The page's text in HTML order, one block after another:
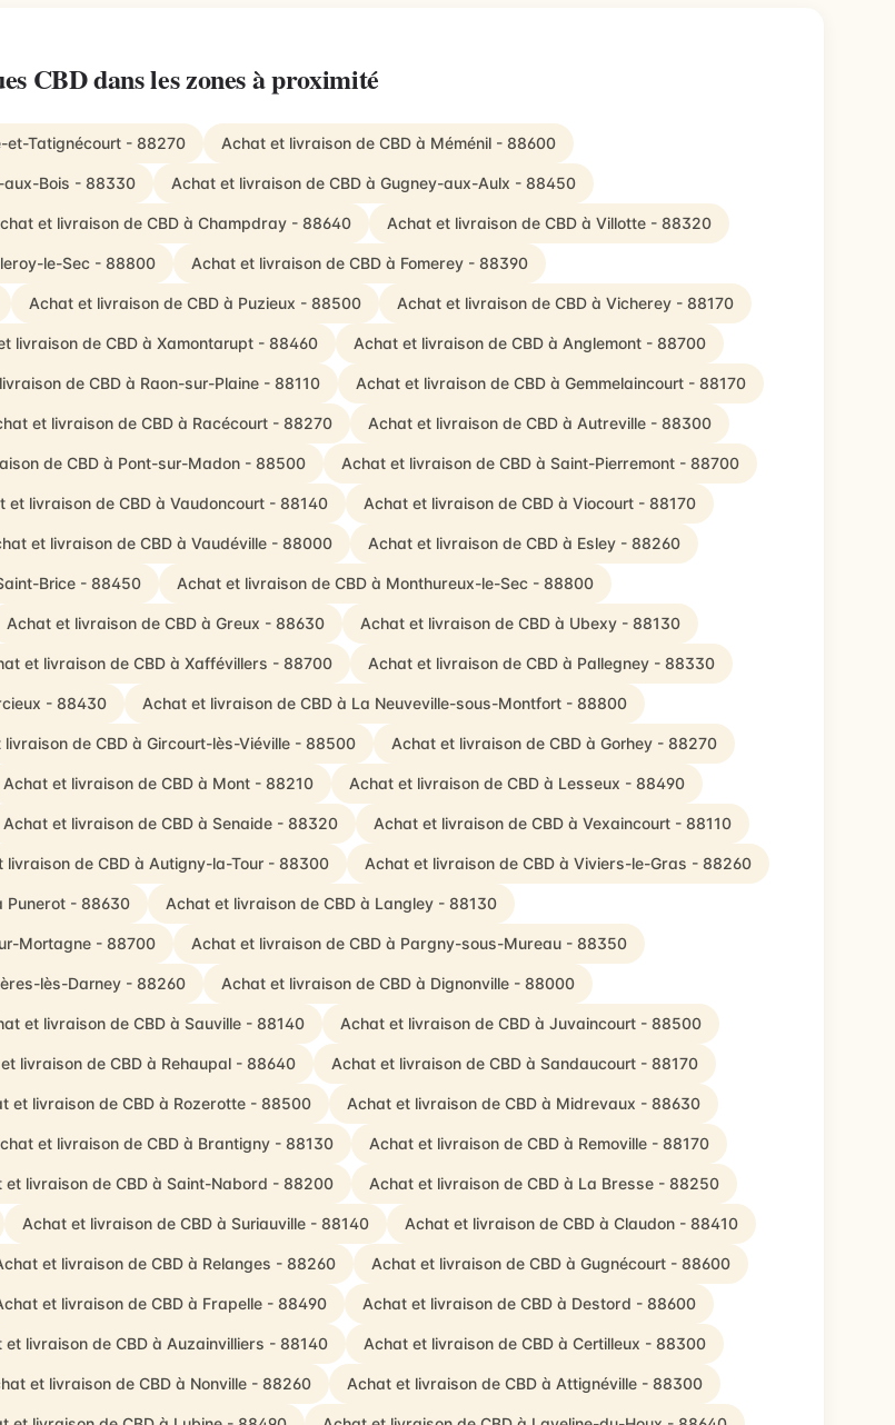
CBD dans les zones à proximité
et-Tatignécourt - 88270 Achat et livraison de CBD à Méménil - 88600
aux-Bois - 88330 Achat et livraison de CBD à Gugney-aux-Aulx - 88450
et livraison de CBD à Champdray - 88640 Achat et livraison de CBD à Villotte - 88320
le-Sec - 88800 Achat et livraison de CBD à Fomerey - 88390
Achat et livraison de CBD à Puzieux - 88500 Achat et livraison de CBD à Vicherey - 88170
livraison de CBD à Xamontarupt - 88460 Achat et livraison de CBD à Anglemont - 88700
de CBD à Raon-sur-Plaine - 88110 Achat et livraison de CBD à Gemmelaincourt - 88170
et livraison de CBD à Racécourt - 88270 Achat et livraison de CBD à Autreville - 88300
de CBD à Pont-sur-Madon - 88500 Achat et livraison de CBD à Saint-Pierremont - 88700
et livraison de CBD à Vaudoncourt - 88140 Achat et livraison de CBD à Viocourt - 88170
et livraison de CBD à Vaudéville - 88000 Achat et livraison de CBD à Esley - 88260
Brice - 88450 Achat et livraison de CBD à Monthureux-le-Sec - 88800
Achat et livraison de CBD à Greux - 88630 Achat et livraison de CBD à Ubexy - 88130
et livraison de CBD à Xaffévillers - 88700 Achat et livraison de CBD à Pallegney - 88330
- 88430 Achat et livraison de CBD à La Neuveville-sous-Montfort - 88800
livraison de CBD à Gircourt-lès-Viéville - 88500 Achat et livraison de CBD à Gorhey - 88270
Achat et livraison de CBD à Mont - 88210 Achat et livraison de CBD à Lesseux - 88490
Achat et livraison de CBD à Senaide - 88320 Achat et livraison de CBD à Vexaincourt - 88110
livraison de CBD à Autigny-la-Tour - 88300 Achat et livraison de CBD à Viviers-le-Gras - 88260
Punerot - 88630 Achat et livraison de CBD à Langley - 88130
Mortagne - 88700 Achat et livraison de CBD à Pargny-sous-Mureau - 88350
lès-Darney - 88260 Achat et livraison de CBD à Dignonville - 88000
et livraison de CBD à Sauville - 88140 Achat et livraison de CBD à Juvaincourt - 88500
livraison de CBD à Rehaupal - 88640 Achat et livraison de CBD à Sandaucourt - 88170
et livraison de CBD à Rozerotte - 88500 Achat et livraison de CBD à Midrevaux - 88630
et livraison de CBD à Brantigny - 88130 Achat et livraison de CBD à Removille - 88170
et livraison de CBD à Saint-Nabord - 88200 Achat et livraison de CBD à La Bresse - 88250
Achat et livraison de CBD à Suriauville - 88140 Achat et livraison de CBD à Claudon - 88410
et livraison de CBD à Relanges - 88260 Achat et livraison de CBD à Gugnécourt - 88600
et livraison de CBD à Frapelle - 88490 Achat et livraison de CBD à Destord - 88600
et livraison de CBD à Auzainvilliers - 88140 Achat et livraison de CBD à Certilleux - 88300
et livraison de CBD à Nonville - 88260 Achat et livraison de CBD à Attignéville - 88300